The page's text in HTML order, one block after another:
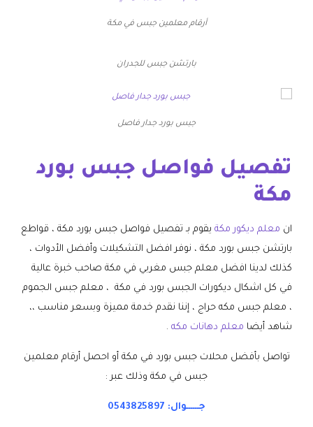
أرقام معلمين جبس في مكة
بارتشن جبس للجدران
جبس بورد جدار فاصل
تفصيل فواصل جبس بورد
مكة
ان معلم ديكور مكة يقوم بـ تفصيل فواصل جبس بورد مكة ، قواطع
بارتشن جبس بورد مكة ، نوفر افضل التشكيلات وأفضل الأدوات ،
كذلك لدينا افضل معلم جبس مغربي في مكة صاحب خبرة عالية
في كل اشكال ديكورات الجبس بورد في مكة ، معلم جبس الجموم
، معلم جبس مكه حراج ، إننا نقدم خدمة مميزة وبسعر مناسب ،،
شاهد أيضا معلم دهانات مكه .
تواصل بأفضل محلات جبس بورد في مكة أو احصل أرقام معلمين
جبس في مكة وذلك عبر :
جــــــوال: 0543825897